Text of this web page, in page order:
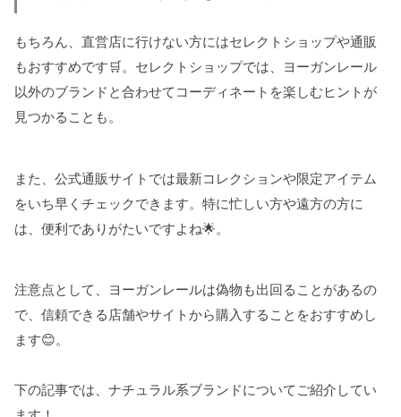
もちろん、直営店に行けない方にはセレクトショップや通販
もおすすめです🛒。セレクトショップでは、ヨーガンレール
以外のブランドと合わせてコーディネートを楽しむヒントが
見つかることも。
また、公式通販サイトでは最新コレクションや限定アイテム
をいち早くチェックできます。特に忙しい方や遠方の方に
は、便利でありがたいですよね🌟。
注意点として、ヨーガンレールは偽物も出回ることがあるの
で、信頼できる店舗やサイトから購入することをおすすめし
ます😊。
下の記事では、ナチュラル系ブランドについてご紹介してい